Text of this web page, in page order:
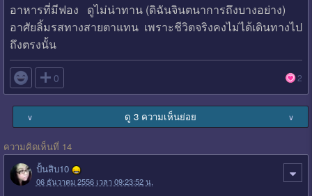
อาหารที่มีฟอง ดูไม่น่าทาน (ดิฉันจินตนาการถึงบางอย่าง)
อาศัยลิ้มรสทางสายตาแทน เพราะชีวิตจริงคงไม่ได้เดินทางไป
ถึงตรงนั้น
 0 2
∨ ดู 3 ความเห็นย่อย ∨
ความคิดเห็นที่ 14
ปั้นสิบ10
06 ธันวาคม 2556 เวลา 09:23:52 น.